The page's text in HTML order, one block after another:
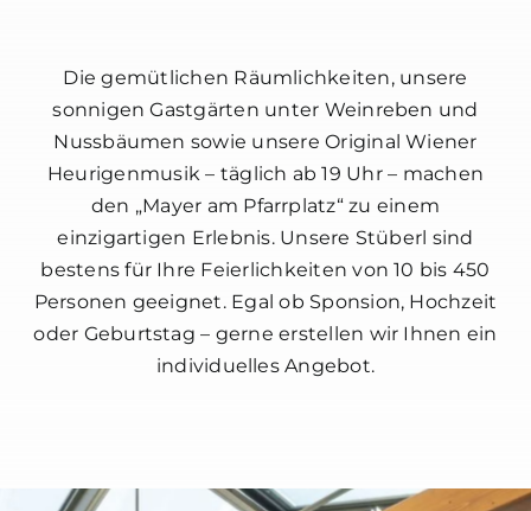
Die gemütlichen Räumlichkeiten, unsere
sonnigen Gastgärten unter Weinreben und
Nussbäumen sowie unsere Original Wiener
Heurigenmusik – täglich ab 19 Uhr – machen
den „Mayer am Pfarrplatz“ zu einem
einzigartigen Erlebnis. Unsere Stüberl sind
bestens für Ihre Feierlichkeiten von 10 bis 450
Personen geeignet. Egal ob Sponsion, Hochzeit
oder Geburtstag – gerne erstellen wir Ihnen ein
individuelles Angebot.